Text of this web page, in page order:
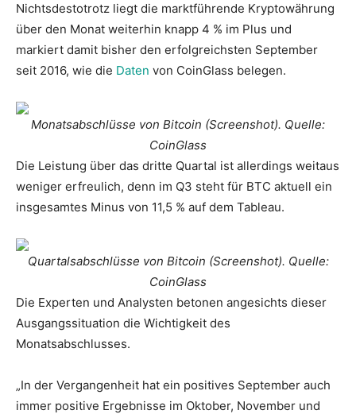
Nichtsdestotrotz liegt die marktführende Kryptowährung
über den Monat weiterhin knapp 4 % im Plus und
markiert damit bisher den erfolgreichsten September
seit 2016, wie die Daten von CoinGlass belegen.
Monatsabschlüsse von Bitcoin (Screenshot). Quelle:
CoinGlass
Die Leistung über das dritte Quartal ist allerdings weitaus
weniger erfreulich, denn im Q3 steht für BTC aktuell ein
insgesamtes Minus von 11,5 % auf dem Tableau.
Quartalsabschlüsse von Bitcoin (Screenshot). Quelle:
CoinGlass
Die Experten und Analysten betonen angesichts dieser
Ausgangssituation die Wichtigkeit des
Monatsabschlusses.
„In der Vergangenheit hat ein positives September auch
immer positive Ergebnisse im Oktober, November und